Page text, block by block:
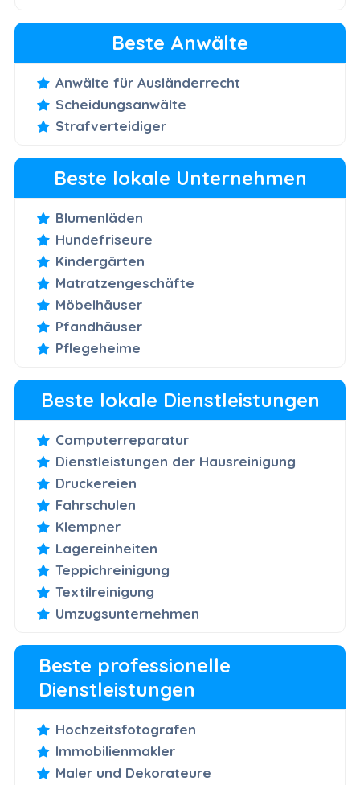
Beste Anwälte
Anwälte für Ausländerrecht
Scheidungsanwälte
Strafverteidiger
Beste lokale Unternehmen
Blumenläden
Hundefriseure
Kindergärten
Matratzengeschäfte
Möbelhäuser
Pfandhäuser
Pflegeheime
Beste lokale Dienstleistungen
Computerreparatur
Dienstleistungen der Hausreinigung
Druckereien
Fahrschulen
Klempner
Lagereinheiten
Teppichreinigung
Textilreinigung
Umzugsunternehmen
Beste professionelle
Dienstleistungen
Hochzeitsfotografen
Immobilienmakler
Maler und Dekorateure